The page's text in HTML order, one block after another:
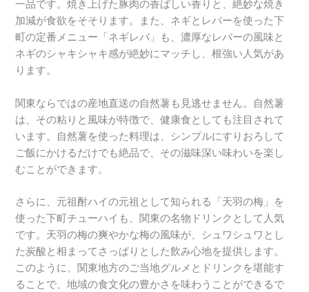
一品です。焼き上げた豚肉の香ばしい香りと、絶妙な焼き
加減が食欲をそそります。また、ネギとレバーを使った下
町の定番メニュー「ネギレバ」も、濃厚なレバーの風味と
ネギのシャキシャキ感が絶妙にマッチし、根強い人気があ
ります。
関東ならではの産地直送の自然薯も見逃せません。自然薯
は、その粘りと風味が特徴で、健康食としても注目されて
います。自然薯を使った料理は、シンプルにすりおろして
ご飯にかけるだけでも絶品で、その滋味深い味わいを楽し
むことができます。
さらに、元祖酎ハイの元祖として知られる「天羽の梅」を
使った下町チューハイも、関東の名物ドリンクとして人気
です。天羽の梅の爽やかな梅の風味が、シュワシュワとし
た炭酸と相まってさっぱりとした飲み心地を提供します。
このように、関東地方のご当地グルメとドリンクを堪能す
ることで、地域の食文化の豊かさを味わうことができるで